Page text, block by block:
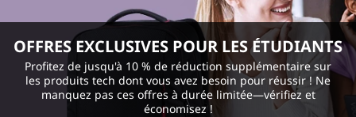
i
oOFFRES EXCLUSIVES POUR LES ÉTUDIANTS
Profitez de jusqu'à 10 % de réduction supplémentaire sur
les produits tech dont vous avez besoin pour réussir ! Ne
manquez pas ces offres à durée limitée—vérifiez et
économisez !